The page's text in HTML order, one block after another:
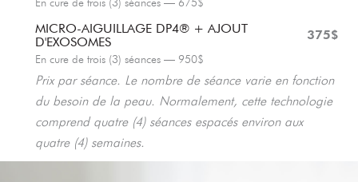
MICRO-AIGUILLAGE DP4® + AJOUT
D'EXOSOMES
375$
En cure de trois (3) séances — 950$
Prix par séance. Le nombre de séance varie en fonction
du besoin de la peau. Normalement, cette technologie
comprend quatre (4) séances espacés environ aux
quatre (4) semaines.